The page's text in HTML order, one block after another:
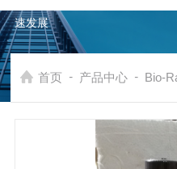
速发展
首页 - 产品中心 - Bio-